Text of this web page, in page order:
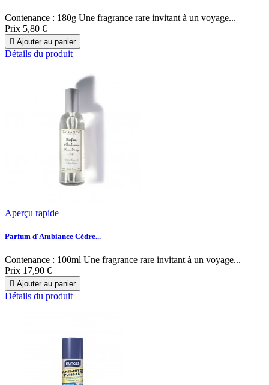
Contenance : 180g Une fragrance rare invitant à un voyage...
Prix 5,80 €
 Ajouter au panier
Détails du produit
Aperçu rapide
Parfum d'Ambiance Cèdre...
Contenance : 100ml Une fragrance rare invitant à un voyage...
Prix 17,90 €
 Ajouter au panier
Détails du produit